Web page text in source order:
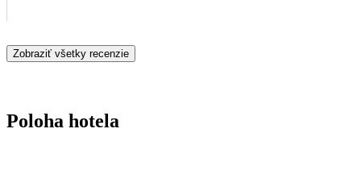
Zobraziť všetky recenzie
Poloha hotela